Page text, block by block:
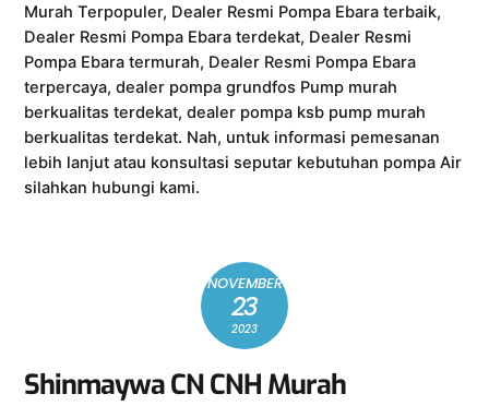
Murah Terpopuler, Dealer Resmi Pompa Ebara terbaik,
Dealer Resmi Pompa Ebara terdekat, Dealer Resmi
Pompa Ebara termurah, Dealer Resmi Pompa Ebara
terpercaya, dealer pompa grundfos Pump murah
berkualitas terdekat, dealer pompa ksb pump murah
berkualitas terdekat. Nah, untuk informasi pemesanan
lebih lanjut atau konsultasi seputar kebutuhan pompa Air
silahkan hubungi kami.
NOVEMBER
23
2023
Shinmaywa CN CNH Murah